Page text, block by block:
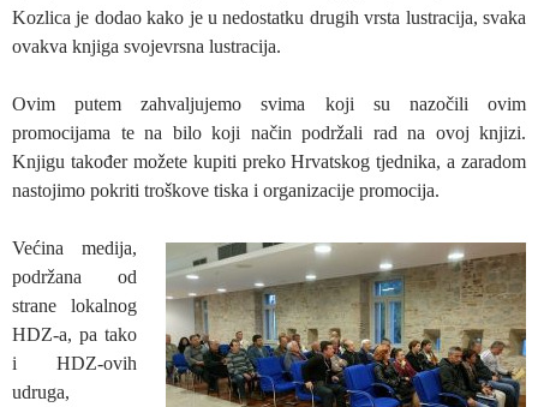
Kozlica je dodao kako je u nedostatku drugih vrsta lustracija, svaka
ovakva knjiga svojevrsna lustracija.
Ovim putem zahvaljujemo svima koji su nazočili ovim
promocijama te na bilo koji način podržali rad na ovoj knjizi.
Knjigu također možete kupiti preko Hrvatskog tjednika, a zaradom
nastojimo pokriti troškove tiska i organizacije promocija.
Većina medija,
podržana od
strane lokalnog
HDZ-a, pa tako
i HDZ-ovih
udruga,